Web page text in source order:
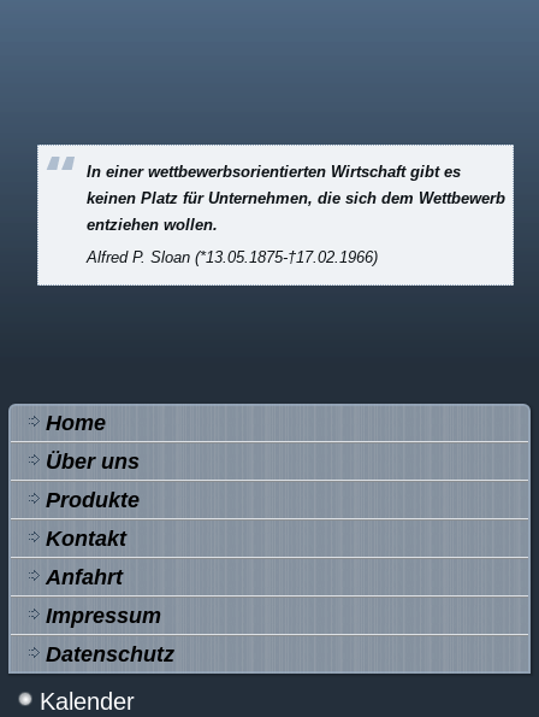
In einer wettbewerbsorientierten Wirtschaft gibt es
keinen Platz für Unternehmen, die sich dem Wettbewerb
entziehen wollen.
Alfred P. Sloan(*13.05.1875-†17.02.1966)
Home
Über uns
Produkte
Kontakt
Anfahrt
Impressum
Datenschutz
Kalender